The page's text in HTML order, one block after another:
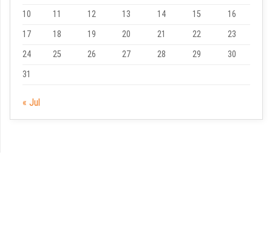
10
11 12 13 14 15
16
17
18 19 20 21 22
23
24
25 26 27 28 29
30
31
« Jul